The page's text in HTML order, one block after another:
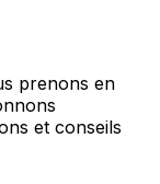
prenons en
et conseils